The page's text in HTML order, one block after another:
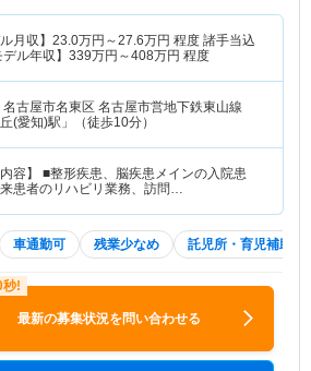
月収】 23.0万円～27.6万円 程度 諸手当込
ル年収】 339万円～408万円 程度
名古屋市名東区 名古屋市営地下鉄東山線
丘(愛知)駅」（徒歩10分）
内容】 ■整形疾患、脳疾患メインの入院患
患者のリハビリ業務、訪問…
車通勤可 残業少なめ 託児所・育児補助
最新の募集状況を問い合わせる